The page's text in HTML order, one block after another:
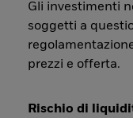
Gli investimenti
soggetti a
prezzi e offerta.
Rischio di